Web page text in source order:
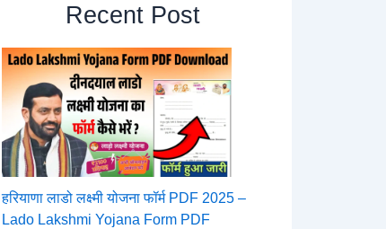
Recent Post
हरियाणा लाडो लक्ष्मी योजना फॉर्म PDF 2025 –
Lado Lakshmi Yojana Form PDF